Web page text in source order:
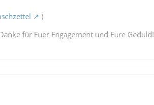
)
für Euer Engagement und Eure Geduld!